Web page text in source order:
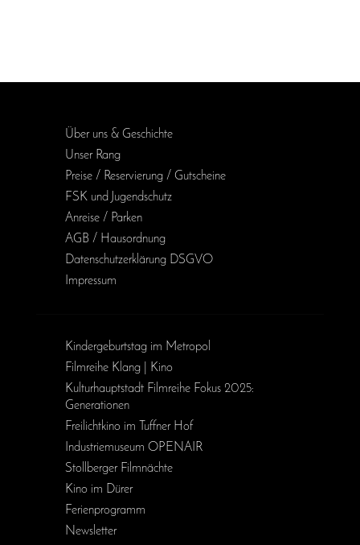
Über uns & Geschichte
Unser Rang
Preise / Reservierung / Gutscheine
FSK und Jugendschutz
Anreise / Parken
AGB / Haus­ordnung
Daten­schutz­erklärung DSGVO
Impressum
Kinder­geburts­tag im Metropol
Filmreihe Klang | Kino
Kulturhauptstadt Filmreihe Fokus 2025:
Generationen
Freilichtkino im Tuffner Hof
Industriemuseum OPENAIR
Stollberger Filmnächte
Kino im Dürer
Ferienprogramm
Newsletter